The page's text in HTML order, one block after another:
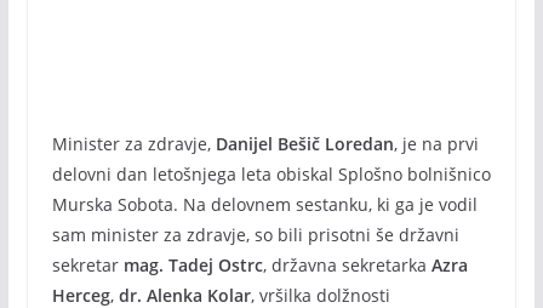
Minister za zdravje, Danijel Bešič Loredan, je na prvi
delovni dan letošnjega leta obiskal Splošno bolnišnico
Murska Sobota. Na delovnem sestanku, ki ga je vodil
sam minister za zdravje, so bili prisotni še državni
sekretar mag. Tadej Ostrc, državna sekretarka Azra
Herceg, dr. Alenka Kolar, vršilka dolžnosti